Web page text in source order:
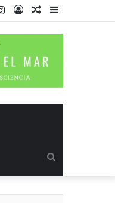
Barra
Publicación
Acceso
Instagram
por